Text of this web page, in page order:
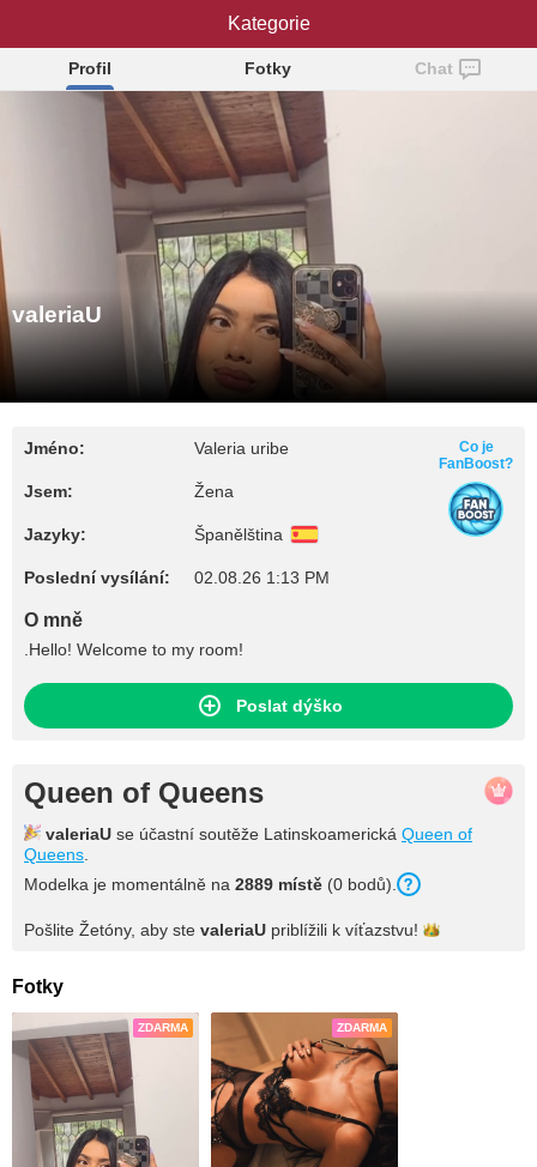
valeriaU
Profil Fotky Chat
valeriaU
Jméno: Valeria uribe
Jsem: Žena
Jazyky: Španělština
Poslední vysílání: 02.08.26 1:13 PM
Co je
FanBoost?
O mně
.Hello! Welcome to my room!
Poslat dýško
Queen of Queens
valeriaU se účastní soutěže Latinskoamerická Queen of
Queens
Modelka je momentálně na 2889 místě (0 bodů).
Pošlite Žetóny, aby ste valeriaU priblížili k víťazstvu!
Fotky
ZDARMA ZDARMA
Kategorie